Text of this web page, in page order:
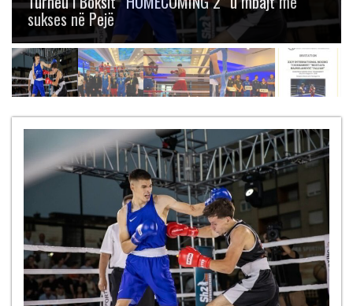
gjashtë medalje